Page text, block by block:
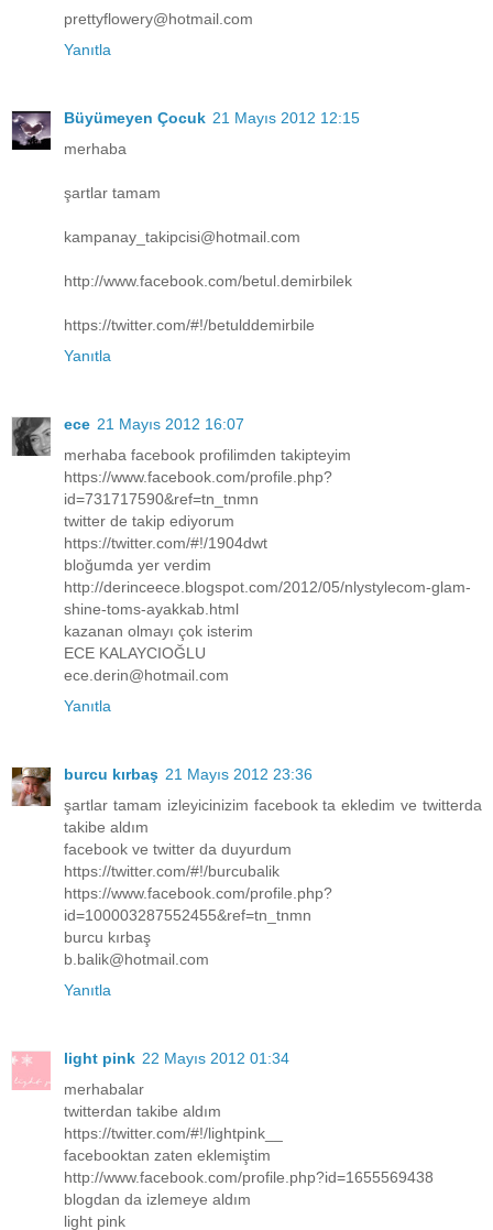
prettyflowery@hotmail.com
Yanıtla
Büyümeyen Çocuk 21 Mayıs 2012 12:15
merhaba
şartlar tamam
kampanay_takipcisi@hotmail.com
http://www.facebook.com/betul.demirbilek
https://twitter.com/#!/betulddemirbile
Yanıtla
ece 21 Mayıs 2012 16:07
merhaba facebook profilimden takipteyim
https://www.facebook.com/profile.php?
id=731717590&ref=tn_tnmn
twitter de takip ediyorum
https://twitter.com/#!/1904dwt
bloğumda yer verdim
http://derinceece.blogspot.com/2012/05/nlystylecom-glam-
shine-toms-ayakkab.html
kazanan olmayı çok isterim
ECE KALAYCIOĞLU
ece.derin@hotmail.com
Yanıtla
burcu kırbaş 21 Mayıs 2012 23:36
şartlar tamam izleyicinizim facebook ta ekledim ve twitterda
takibe aldım
facebook ve twitter da duyurdum
https://twitter.com/#!/burcubalik
https://www.facebook.com/profile.php?
id=100003287552455&ref=tn_tnmn
burcu kırbaş
b.balik@hotmail.com
Yanıtla
light pink 22 Mayıs 2012 01:34
merhabalar
twitterdan takibe aldım
https://twitter.com/#!/lightpink__
facebooktan zaten eklemiştim
http://www.facebook.com/profile.php?id=1655569438
blogdan da izlemeye aldım
light pink